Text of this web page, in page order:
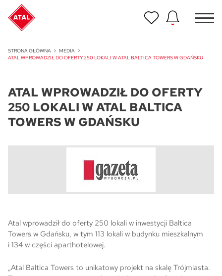
STRONA GŁÓWNA
MEDIA
ATAL WPROWADZIŁ DO OFERTY 250 LOKALI W ATAL BALTICA TOWERS W GDAŃSKU
ATAL WPROWADZIŁ DO OFERTY
250 LOKALI W ATAL BALTICA
TOWERS W GDAŃSKU
Atal wprowadził do oferty 250 lokali w inwestycji Baltica
Towers w Gdańsku, w tym 113 lokali w budynku mieszkalnym
i 134 w części aparthotelowej.
„Atal Baltica Towers to unikatowy projekt na skalę Trójmiasta.
ATAL Unii Lubelskiej w Poznaniu
ATAL Ville przy Białej
Program Poleceń ATAL
ATAL Floriana w Szczecinie
Skwer Witosa w Piastowie